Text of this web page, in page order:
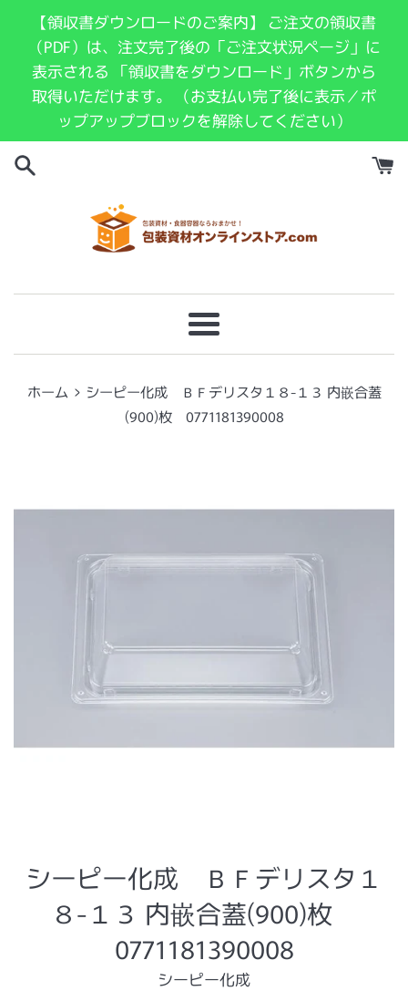
【領収書ダウンロードのご案内】 ご注文の領収書
（PDF）は、注文完了後の「ご注文状況ページ」に
表示される 「領収書をダウンロード」ボタンから
取得いただけます。 （お支払い完了後に表示／ポ
ップアップブロックを解除してください）
メ
ニ
ュ
ー
ホーム › シーピー化成 ＢＦデリスタ１８-１３ 内嵌合蓋
(900)枚 0771181390008
シーピー化成 ＢＦデリスタ１
８-１３ 内嵌合蓋(900)枚
0771181390008
シーピー化成